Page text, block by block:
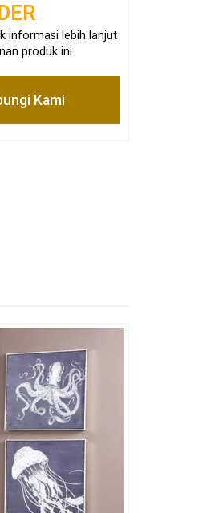
informasi lebih lanjut
produk ini.
Kami